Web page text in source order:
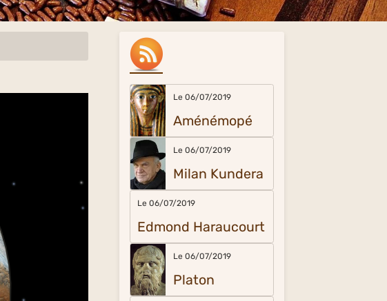
Le 06/07/2019
Aménémopé
Le 06/07/2019
Milan Kundera
Le 06/07/2019
Edmond Haraucourt
Le 06/07/2019
Platon